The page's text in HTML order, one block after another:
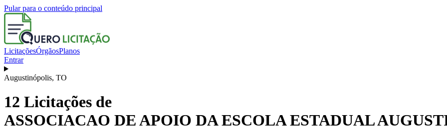
Pular para o conteúdo principal
LicitaçõesÓrgãosPlanos
Entrar
Augustinópolis, TO
12 Licitações de
ASSOCIACAO DE APOIO DA ESCOLA ESTADUAL